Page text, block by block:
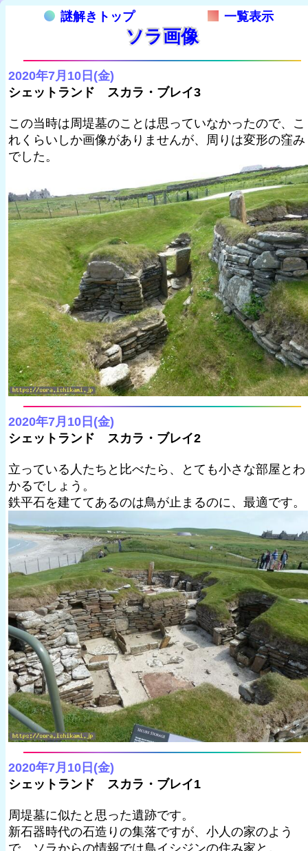
謎解きトップ 一覧表示
ソラ画像
2020年7月10日(金)
シェットランド スカラ・ブレイ3
この当時は周堤墓のことは思っていなかったので、こ
れくらいしか画像がありませんが、周りは変形の窪み
でした。
2020年7月10日(金)
シェットランド スカラ・ブレイ2
立っている人たちと比べたら、とても小さな部屋とわ
かるでしょう。
鉄平石を建ててあるのは鳥が止まるのに、最適です。
2020年7月10日(金)
シェットランド スカラ・ブレイ1
周堤墓に似たと思った遺跡です。
新石器時代の石造りの集落ですが、小人の家のよう
で、ソラからの情報では鳥イシジンの住み家と。